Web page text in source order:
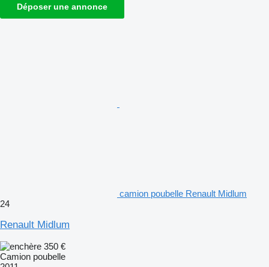
Déposer une annonce
camion poubelle Renault Midlum
24
Renault Midlum
350 €
Camion poubelle